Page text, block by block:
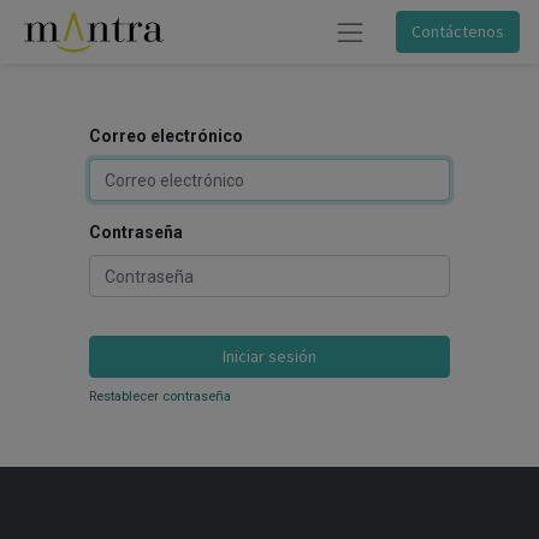
Contáctenos
Correo electrónico
Contraseña
Iniciar sesión
Restablecer contraseña